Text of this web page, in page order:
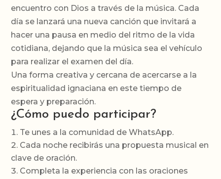
encuentro con Dios a través de la música. Cada
día se lanzará una nueva canción que invitará a
hacer una pausa en medio del ritmo de la vida
cotidiana, dejando que la música sea el vehículo
para realizar el examen del día.
Una forma creativa y cercana de acercarse a la
espiritualidad ignaciana en este tiempo de
espera y preparación.
¿Cómo puedo participar?
Te unes a la comunidad de WhatsApp.
Cada noche recibirás una propuesta musical en
clave de oración.
Completa la experiencia con las oraciones